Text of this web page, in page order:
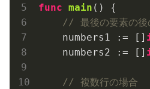
func main ()
{
// 最後の要素の後
    numbers1 := []
    numbers2 := []
// 複数行の場合